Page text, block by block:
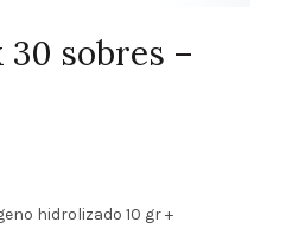
sobres –
hidrolizado 10 gr +